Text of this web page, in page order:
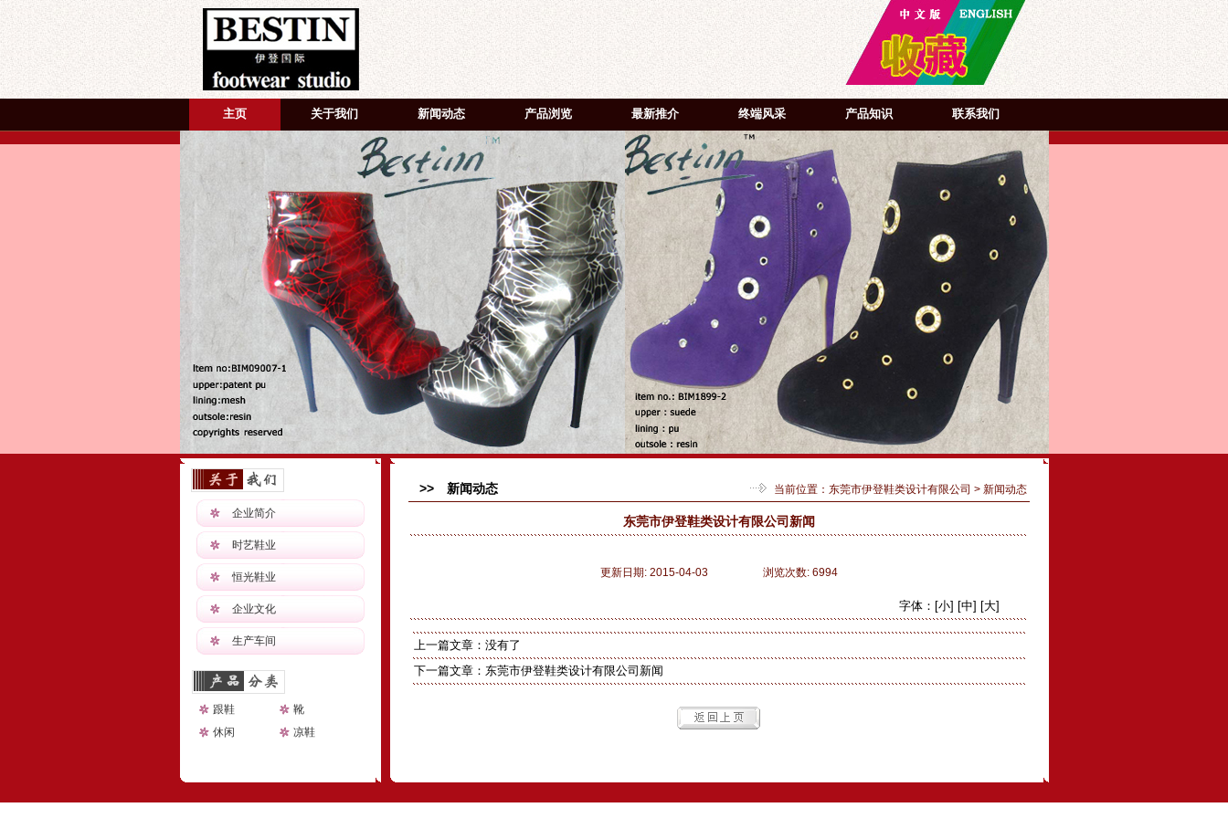
主页 关于我们 新闻动态 产品浏览 最新推介 终端风采 产品知识 联系我们
企业简介
时艺鞋业
恒光鞋业
企业文化
生产车间
跟鞋
靴
休闲
凉鞋
>> 新闻动态 当前位置： 东莞市伊登鞋类设计有限公司 > 新闻动态
东莞市伊登鞋类设计有限公司新闻
更新日期: 2015-04-03 浏览次数: 6994
字体： [小] [中] [大]
上一篇文章：没有了
下一篇文章： 东莞市伊登鞋类设计有限公司新闻